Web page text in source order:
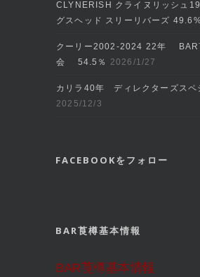
CLYNERISH クライヌリッシュ
グスヘッド スリーリバーズ
クーリー2002‐2024 22年 BAR
会 54.5％ 2026/1/27
カリラ40年 ディレクターズスペ
2025/12/3
FACEBOOKをフォロー
BAR莨樽基本情報
BAR莨樽基本情報